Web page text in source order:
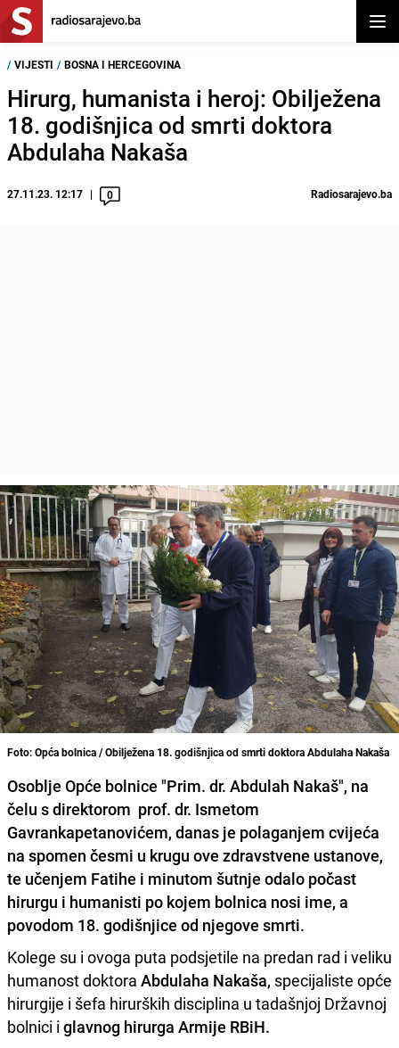
/ VIJESTI / BOSNA I HERCEGOVINA
Hirurg, humanista i heroj: Obilježena
18. godišnjica od smrti doktora
Abdulaha Nakaša
27.11.23. 12:17 0 Radiosarajevo.ba
Foto: Opća bolnica / Obilježena 18. godišnjica od smrti doktora Abdulaha Nakaša
Osoblje Opće bolnice "Prim. dr. Abdulah Nakaš", na
čelu s direktorom prof. dr. Ismetom
Gavrankapetanovićem, danas je polaganjem cvijeća
na spomen česmi u krugu ove zdravstvene ustanove,
te učenjem Fatihe i minutom šutnje odalo počast
hirurgu i humanisti po kojem bolnica nosi ime, a
povodom 18. godišnjice od njegove smrti.
Kolege su i ovoga puta podsjetile na predan rad i veliku
humanost doktora Abdulaha Nakaša, specijaliste opće
hirurgije i šefa hirurških disciplina u tadašnjoj Državnoj
bolnici i glavnog hirurga Armije RBiH.